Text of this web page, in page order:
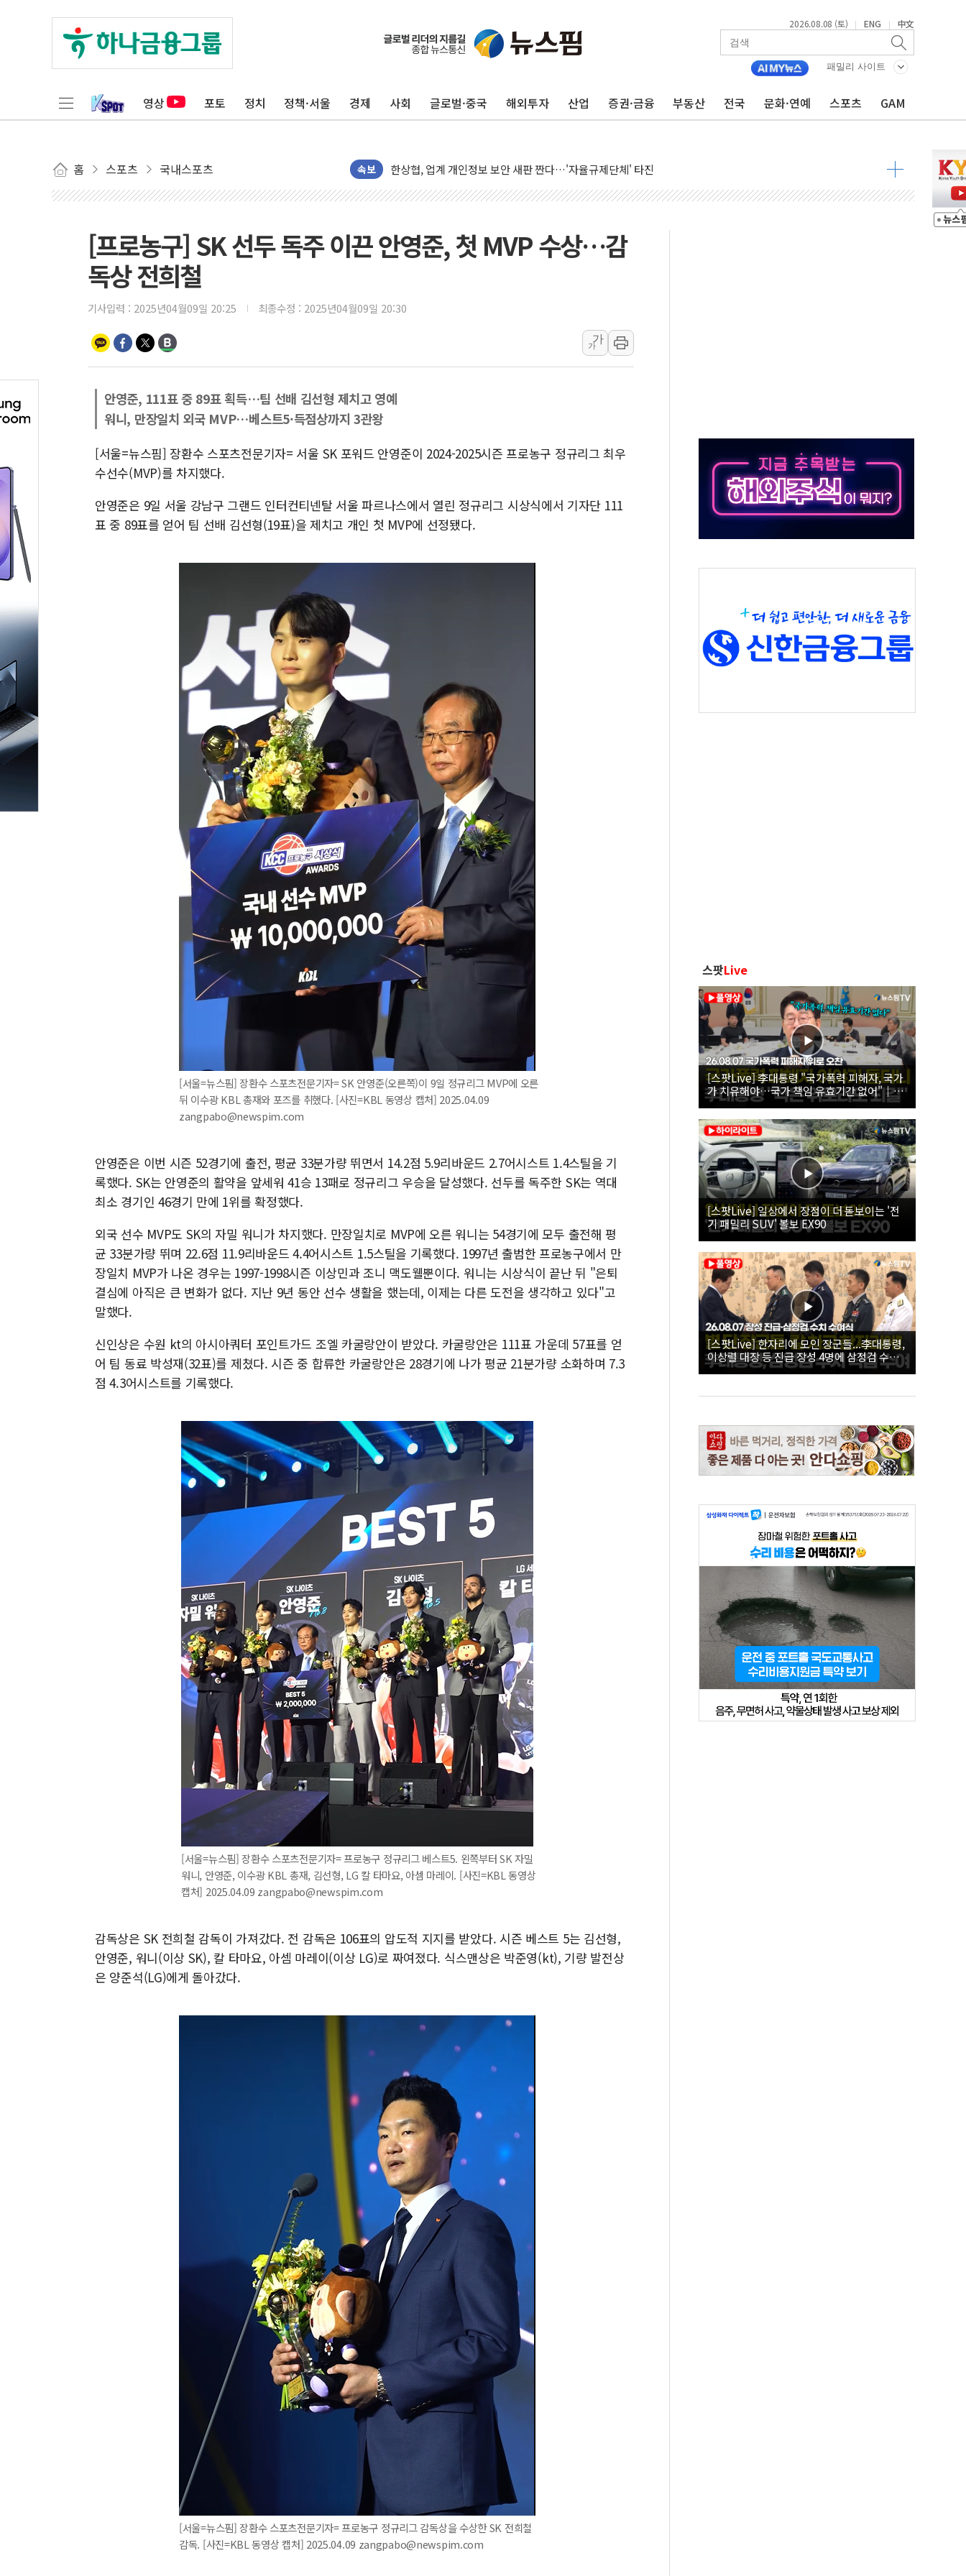
2026.08.08 (토) | ENG | 中文
패밀리 사이트
영상 포토 정치 정책·서울 경제 사회 글로벌·중국 해외투자 산업 증권·금융 부동산 전국 문화·연예 스포츠 GAM
홈 스포츠 국내스포츠 속보
10월 보완수사권 폐지·공소청 출범…피해자들 '범죄 사각지대' 우려
민주, 오늘 제주·인천 경선 결과 발표...'김민석 재역전 vs 정청래 격차 확대'
뉴욕증시, 고용 쇼크에 금리 인상 우려 후퇴…S&P500 최고치
트럼프, 쿡 연준 이사 해임 재추진…"26일까지 의혹 소명" 요구
미 연준 매파 기세 꺾이나…고용 감소에 9월 동결 전망 우세
[종합] 이슬람 수니파 3국, '공동방위협정' 체결… 이스라엘·이란 위협에 맞설 자체 억지력 강화
美 고용 쇼크에 엔화 장중 급등…시장은 "또 개입했나" 촉각
[AI MY 뉴스] 뉴욕 반도체주 프리뷰...美 고용 쇼크에 반도체주 '활짝'
[종합] 美 7월 고용 2만3000명 감소 '쇼크'…9월 금리 인상 기대 후퇴
뉴욕증시 개장 전 특징주...아틀라시안·클라우드플레어·태양광주↑ VS 트레이드데스크·웬디스↓
특정 정치인 측근 포항시 정책특보 내정설...포항시 '시끌'
[프로농구] SK 선두 독주 이끈 안영준, 첫 MVP 수상…감
독상 전희철
기사입력 : 2025년04월09일 20:25 최종수정 : 2025년04월09일 20:30
가
가
안영준, 111표 중 89표 획득…팀 선배 김선형 제치고 영예
워니, 만장일치 외국 MVP…베스트5·득점상까지 3관왕
[서울=뉴스핌] 장환수 스포츠전문기자= 서울 SK 포워드 안영준이 2024-2025시즌 프로농구 정규리그 최우
수선수(MVP)를 차지했다.
안영준은 9일 서울 강남구 그랜드 인터컨티넨탈 서울 파르나스에서 열린 정규리그 시상식에서 기자단 111
표 중 89표를 얻어 팀 선배 김선형(19표)을 제치고 개인 첫 MVP에 선정됐다.
[서울=뉴스핌] 장환수 스포츠전문기자= SK 안영준(오른쪽)이 9일 정규리그 MVP에 오른
뒤 이수광 KBL 총재와 포즈를 취했다. [사진=KBL 동영상 캡처] 2025.04.09
zangpabo@newspim.com
안영준은 이번 시즌 52경기에 출전, 평균 33분가량 뛰면서 14.2점 5.9리바운드 2.7어시스트 1.4스틸을 기
록했다. SK는 안영준의 활약을 앞세워 41승 13패로 정규리그 우승을 달성했다. 선두를 독주한 SK는 역대
최소 경기인 46경기 만에 1위를 확정했다.
외국 선수 MVP도 SK의 자밀 워니가 차지했다. 만장일치로 MVP에 오른 워니는 54경기에 모두 출전해 평
균 33분가량 뛰며 22.6점 11.9리바운드 4.4어시스트 1.5스틸을 기록했다. 1997년 출범한 프로농구에서 만
장일치 MVP가 나온 경우는 1997-1998시즌 이상민과 조니 맥도웰뿐이다. 워니는 시상식이 끝난 뒤 "은퇴
결심에 아직은 큰 변화가 없다. 지난 9년 동안 선수 생활을 했는데, 이제는 다른 도전을 생각하고 있다"고
말했다.
신인상은 수원 kt의 아시아쿼터 포인트가드 조엘 카굴랑안이 받았다. 카굴랑안은 111표 가운데 57표를 얻
어 팀 동료 박성재(32표)를 제쳤다. 시즌 중 합류한 카굴랑안은 28경기에 나가 평균 21분가량 소화하며 7.3
점 4.3어시스트를 기록했다.
[서울=뉴스핌] 장환수 스포츠전문기자= 프로농구 정규리그 베스트5. 왼쪽부터 SK 자밀
워니, 안영준, 이수광 KBL 총재, 김선형, LG 칼 타마요, 아셈 마레이. [사진=KBL 동영상
캡처] 2025.04.09 zangpabo@newspim.com
감독상은 SK 전희철 감독이 가져갔다. 전 감독은 106표의 압도적 지지를 받았다. 시즌 베스트 5는 김선형,
안영준, 워니(이상 SK), 칼 타마요, 아셈 마레이(이상 LG)로 짜여졌다. 식스맨상은 박준영(kt), 기량 발전상
은 양준석(LG)에게 돌아갔다.
[서울=뉴스핌] 장환수 스포츠전문기자= 프로농구 정규리그 감독상을 수상한 SK 전희철
감독. [사진=KBL 동영상 캡처] 2025.04.09 zangpabo@newspim.com
스팟Live
[스팟Live] 李대통령 "국가폭력 피해자, 국가
가 치유해야…국가 책임 유효기간 없어"｜
26.08.07 국가폭력 피해자 위로 오찬
[스팟Live] 일상에서 장점이 더 돋보이는 '전
기 패밀리 SUV' 볼보 EX90
[스팟Live] 한자리에 모인 장군들...李대통령,
이상렬 대장 등 진급 장성 4명에 삼정검 수치
직접 수여｜26.08.07 장성 진급·삼정검 수치